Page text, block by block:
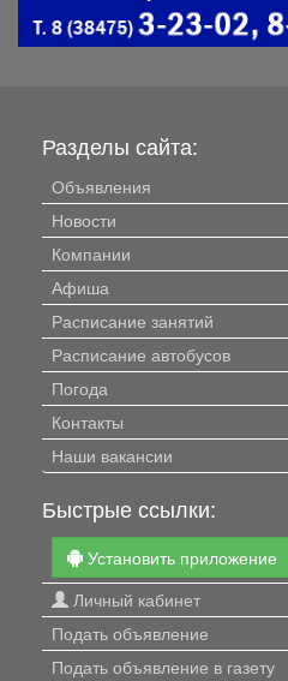
Разделы сайта:
Объявления
Новости
Компании
Афиша
Расписание занятий
Расписание автобусов
Погода
Контакты
Наши вакансии
Быстрые ссылки:
Установить приложение
Личный кабинет
Подать объявление
Подать объявление в газету